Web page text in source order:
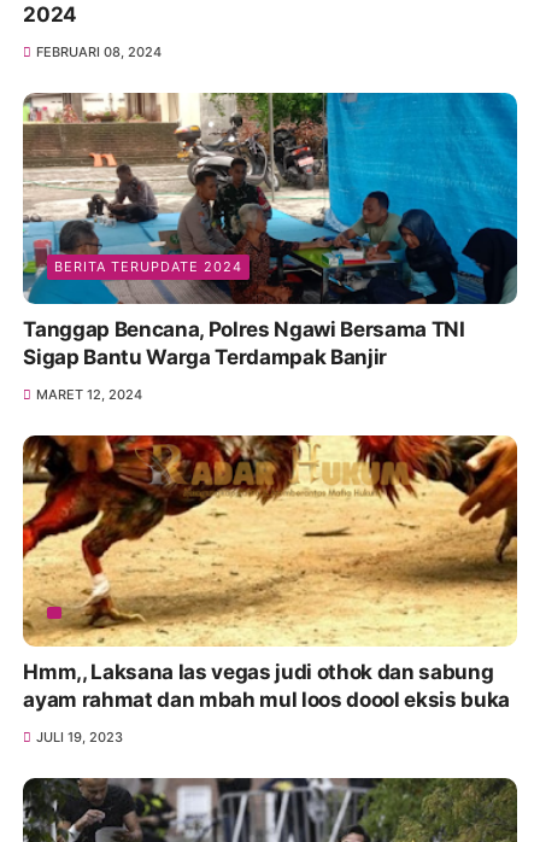
2024
FEBRUARI 08, 2024
BERITA TERUPDATE 2024
Tanggap Bencana, Polres Ngawi Bersama TNI
Sigap Bantu Warga Terdampak Banjir
MARET 12, 2024
Hmm,, Laksana las vegas judi othok dan sabung
ayam rahmat dan mbah mul loos doool eksis buka
JULI 19, 2023